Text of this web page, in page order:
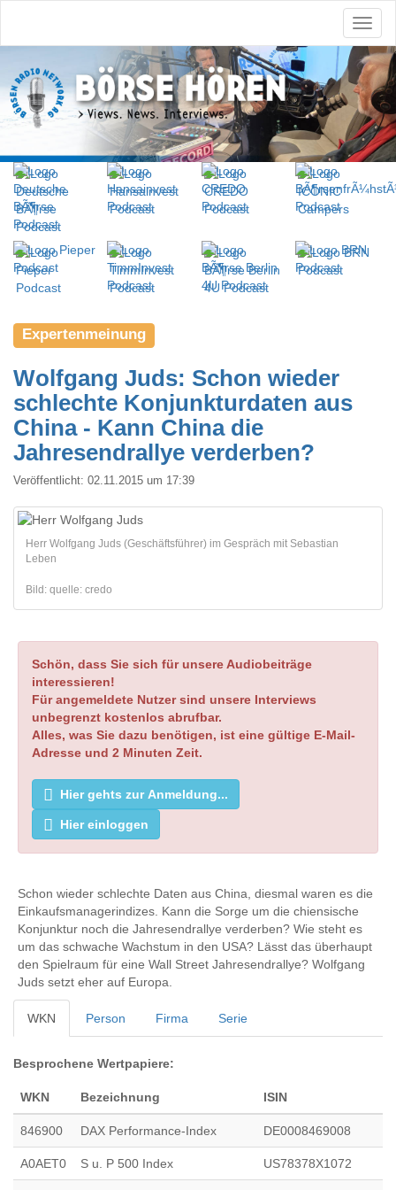
Expertenmeinung
Wolfgang Juds: Schon wieder
schlechte Konjunkturdaten aus
China - Kann China die
Jahresendrallye verderben?
Veröffentlicht: 02.11.2015 um 17:39
Herr Wolfgang Juds (Geschäftsführer) im Gespräch mit Sebastian
Leben
Bild: quelle: credo
Schön, dass Sie sich für unsere Audiobeiträge
interessieren!
Für angemeldete Nutzer sind unsere Interviews
unbegrenzt kostenlos abrufbar.
Alles, was Sie dazu benötigen, ist eine gültige E-Mail-
Adresse und 2 Minuten Zeit.
Hier gehts zur Anmeldung...
Hier einloggen
Schon wieder schlechte Daten aus China, diesmal waren es die
Einkaufsmanagerindizes. Kann die Sorge um die chiensische
Konjunktur noch die Jahresendrallye verderben? Wie steht es
um das schwache Wachstum in den USA? Lässt das überhaupt
den Spielraum für eine Wall Street Jahresendrallye? Wolfgang
Juds setzt eher auf Europa.
WKN Person Firma Serie
Besprochene Wertpapiere:
WKN Bezeichnung ISIN
846900 DAX Performance-Index DE0008469008
A0AET0 S u. P 500 Index US78378X1072